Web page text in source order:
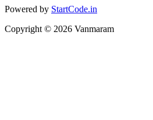
Powered by StartCode.in
Copyright © 2026 Vanmaram